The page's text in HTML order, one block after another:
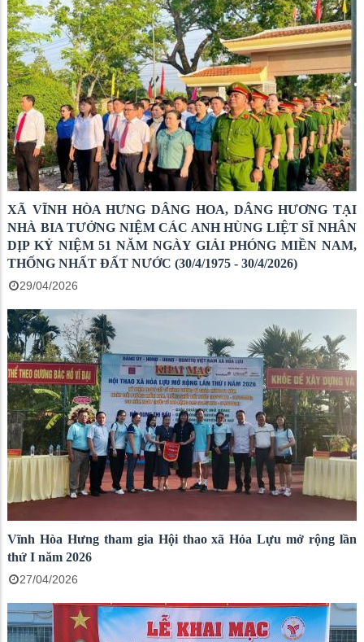
XÃ VĨNH HÒA HƯNG DÂNG HOA, DÂNG HƯƠNG TẠI
NHÀ BIA TƯỞNG NIỆM CÁC ANH HÙNG LIỆT SĨ NHÂN
DỊP KỶ NIỆM 51 NĂM NGÀY GIẢI PHÓNG MIỀN NAM,
THỐNG NHẤT ĐẤT NƯỚC (30/4/1975 - 30/4/2026)
29/04/2026
Vĩnh Hòa Hưng tham gia Hội thao xã Hỏa Lựu mở rộng lần
thứ I năm 2026
27/04/2026